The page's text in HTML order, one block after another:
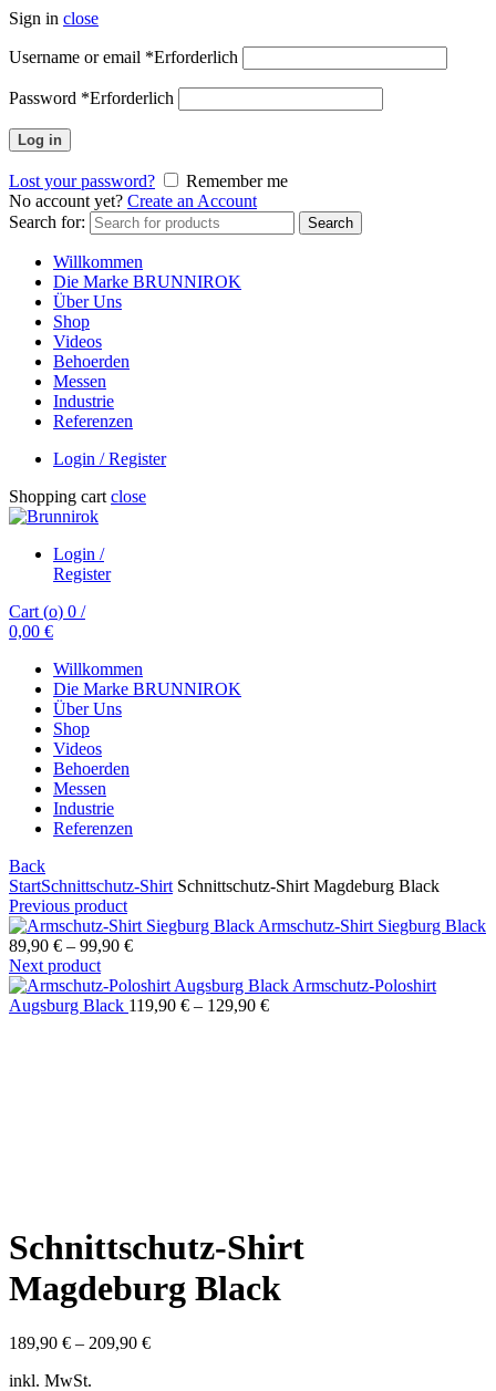
Sign in close
Username or email *Erforderlich
Password *Erforderlich
Log in
Lost your password?
Remember me
No account yet? Create an Account
Search for:
Search
Willkommen
Die Marke BRUNNIROK
Über Uns
Shop
Videos
Behoerden
Messen
Industrie
Referenzen
Login / Register
Shopping cart close
Login /
Register
Cart (o) 0 /
0,00 €
Willkommen
Die Marke BRUNNIROK
Über Uns
Shop
Videos
Behoerden
Messen
Industrie
Referenzen
Back
StartSchnittschutz-Shirt Schnittschutz-Shirt Magdeburg Black
Previous product
Armschutz-Shirt Siegburg Black
89,90 € – 99,90 €
Next product
Armschutz-Poloshirt
Augsburg Black 119,90 € – 129,90 €
Schnittschutz-Shirt
Magdeburg Black
189,90 € – 209,90 €
inkl. MwSt.